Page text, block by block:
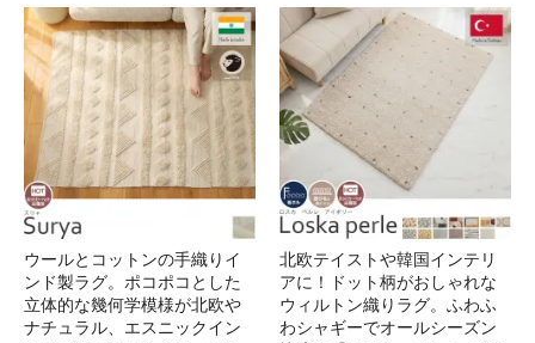
ウールとコットンの手織りイ
ンド製ラグ。ポコポコとした
立体的な幾何学模様が北欧や
ナチュラル、エスニックイン
北欧テイストや韓国インテリ
アに！ドット柄がおしゃれな
ウィルトン織りラグ。ふわふ
わシャギーでオールシーズン